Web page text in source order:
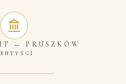
— PRUSZKÓW